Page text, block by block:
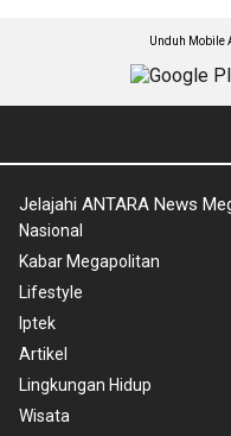
Unduh Mobile
Jelajahi ANTARA News
Nasional
Kabar Megapolitan
Lifestyle
Iptek
Artikel
Lingkungan Hidup
Wisata